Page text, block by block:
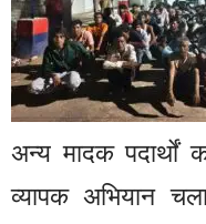
अन्य मादक
व्यापक अभियान